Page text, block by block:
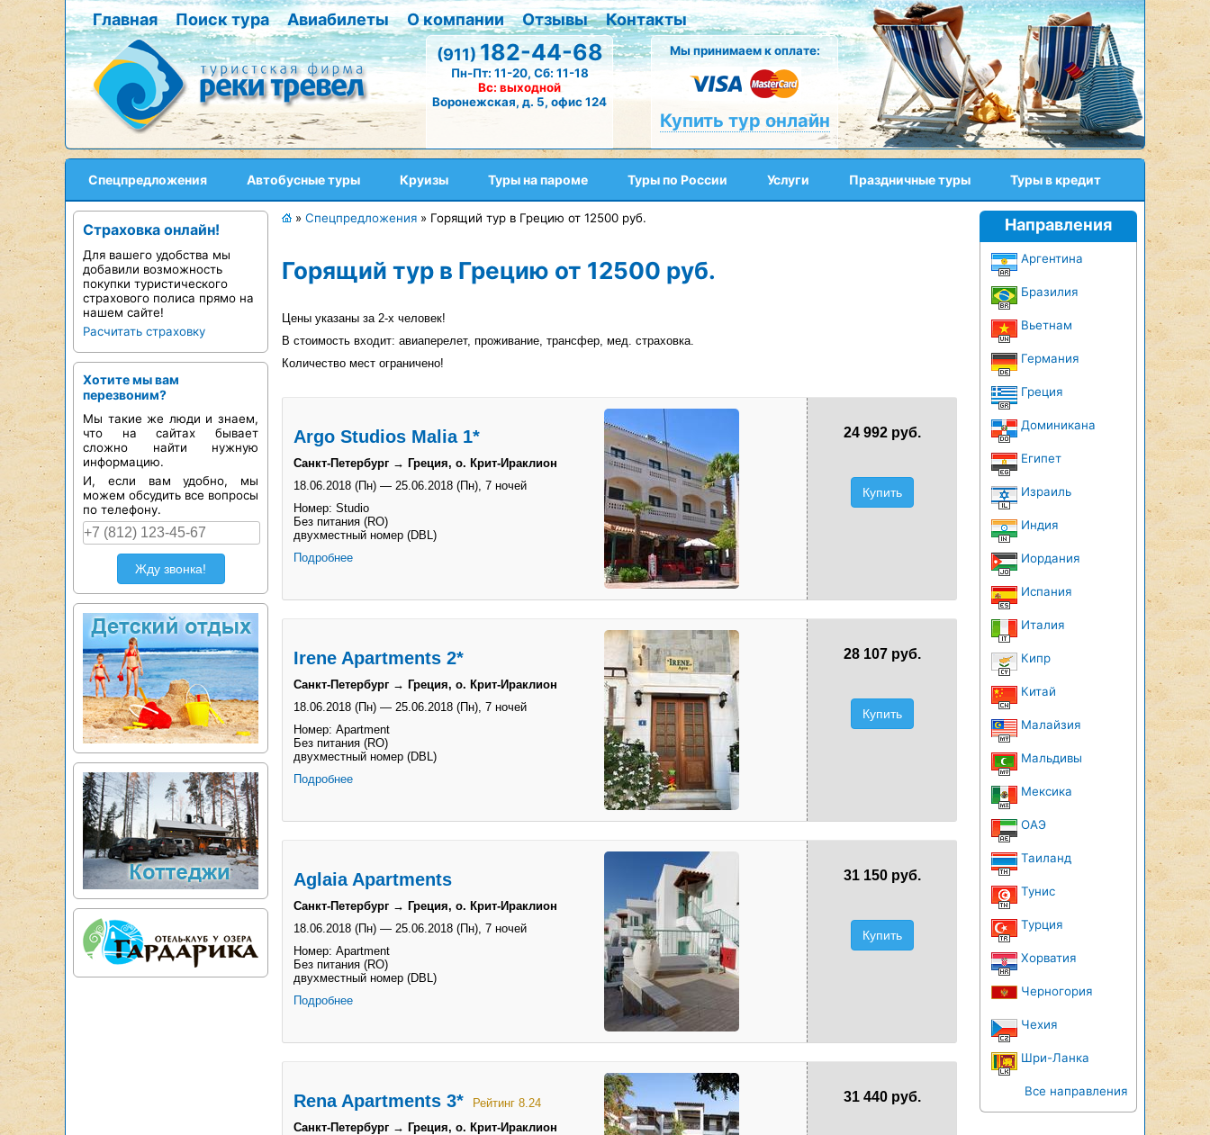
Главная Поиск тура Авиабилеты О компании Отзывы
Контакты
(911)182-44-68
Пн-Пт: 11-20, Сб: 11-18
Вс: выходной
Воронежская, д. 5, офис 124
Мы принимаем к оплате:
Купить тур онлайн
Спецпредложения Автобусные туры Круизы Туры на пароме Туры по России Услуги Праздничные туры Туры в кредит
Страховка онлайн!
Для вашего удобства мы
добавили возможность
покупки туристического
страхового полиса прямо на
нашем сайте!
Расчитать страховку
Хотите мы вам
перезвоним?
Мы такие же люди и знаем,
что на сайтах бывает
сложно найти нужную
информацию.
И, если вам удобно, мы
можем обсудить все вопросы
по телефону.
Жду звонка!
» Спецпредложения » Горящий тур в Грецию от 12500 руб.
Горящий тур в Грецию от 12500 руб.
Цены указаны за 2-х человек!
В стоимость входит: авиаперелет, проживание, трансфер, мед. страховка.
Количество мест ограничено!
Argo Studios Malia 1*
Санкт-Петербург → Греция, о. Крит-Ираклион
18.06.2018 (Пн) — 25.06.2018 (Пн), 7 ночей
Номер: Studio
Без питания (RO)
двухместный номер (DBL)
Подробнее
24 992 руб.
Купить
Irene Apartments 2*
Санкт-Петербург → Греция, о. Крит-Ираклион
18.06.2018 (Пн) — 25.06.2018 (Пн), 7 ночей
Номер: Apartment
Без питания (RO)
двухместный номер (DBL)
Подробнее
28 107 руб.
Купить
Aglaia Apartments
Санкт-Петербург → Греция, о. Крит-Ираклион
18.06.2018 (Пн) — 25.06.2018 (Пн), 7 ночей
Номер: Apartment
Без питания (RO)
двухместный номер (DBL)
Подробнее
31 150 руб.
Купить
Rena Apartments 3*
Рейтинг 8.24
Санкт-Петербург → Греция, о. Крит-Ираклион
31 440 руб.
Направления
Аргентина
Бразилия
Вьетнам
Германия
Греция
Доминикана
Египет
Израиль
Индия
Иордания
Испания
Италия
Кипр
Китай
Малайзия
Мальдивы
Мексика
ОАЭ
Таиланд
Тунис
Турция
Хорватия
Черногория
Чехия
Шри-Ланка
Все направления